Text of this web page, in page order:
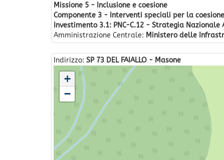
Missione 5 - Inclusione e coesione
Componente 3 - Interventi speciali per la
Investimento 3.1: PNC-C.12 - Strategia Nazionale
Amministrazione Centrale: Ministero delle
Indirizzo: SP 73 DEL FAIALLO - Masone
+
−